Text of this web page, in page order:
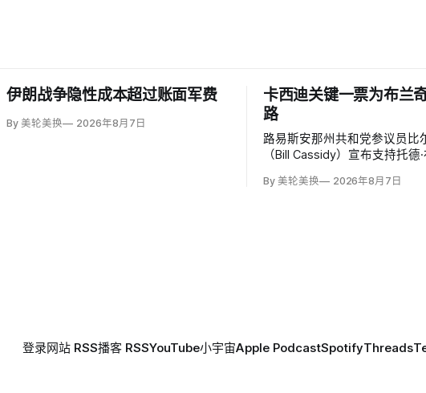
伊朗战争隐性成本超过账面军费
By 美轮美换 2026年8月7日
卡西迪关键一票为布兰
路
路易斯安那州共和党参议员比
（Bill Cassidy）宣布支持托德
特朗普前私人辩护律师基本跨
By 美轮美换 2026年8月7日
登录网站 RSS播客 RSSYouTube小宇宙Apple PodcastSpotifyThreads